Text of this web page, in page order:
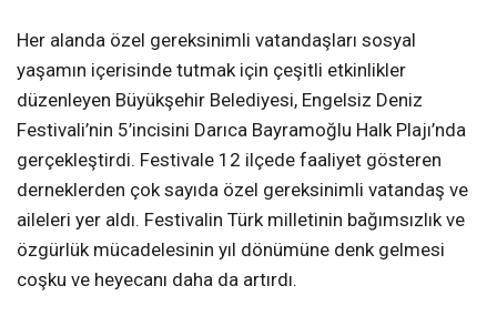
Her alanda özel gereksinimli vatandaşları sosyal
yaşamın içerisinde tutmak için çeşitli etkinlikler
düzenleyen Büyükşehir Belediyesi, Engelsiz Deniz
Festivali’nin 5’incisini Darıca Bayramoğlu Halk Plajı’nda
gerçekleştirdi. Festivale 12 ilçede faaliyet gösteren
derneklerden çok sayıda özel gereksinimli vatandaş ve
aileleri yer aldı. Festivalin Türk milletinin bağımsızlık ve
özgürlük mücadelesinin yıl dönümüne denk gelmesi
coşku ve heyecanı daha da artırdı.